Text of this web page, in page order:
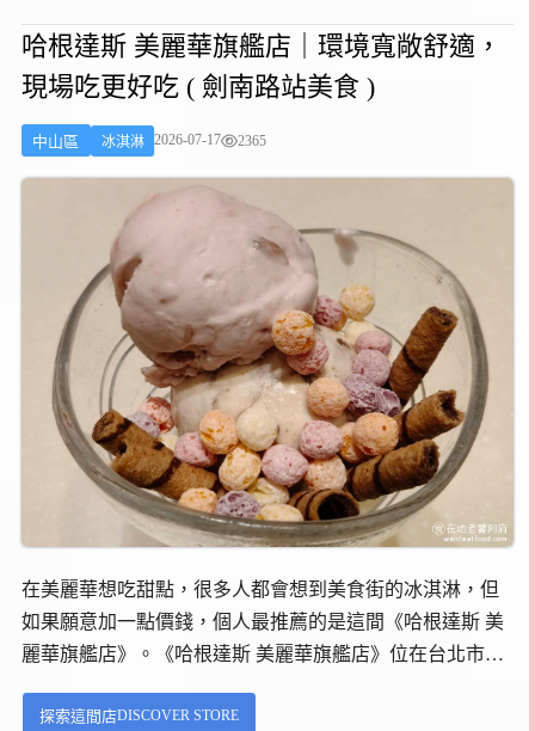
有網友分享，店外常停著不少名貴車輛，連藝人也會來
吃，讓這間店在網路上有話題性。...
哈根達斯 美麗華旗艦店｜環境寬敞舒適，
現場吃更好吃 ( 劍南路站美食 )
中山區 冰淇淋 2026-07-17 2365
在美麗華想吃甜點，很多人都會想到美食街的冰淇淋，但
如果願意加一點價錢，個人最推薦的是這間《哈根達斯 美
麗華旗艦店》。《哈根達斯 美麗華旗艦店》位在台北市中
走路過去只要3分鐘，就在1樓入口旁。...
探索這間店DISCOVER STORE